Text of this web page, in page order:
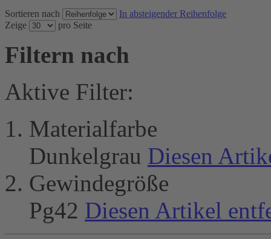
Sortieren nach
In absteigender Reihenfolge
Zeige
pro Seite
Filtern nach
Aktive Filter:
Materialfarbe
Dunkelgrau Diesen
Gewindegröße
Pg42 Diesen Artikel